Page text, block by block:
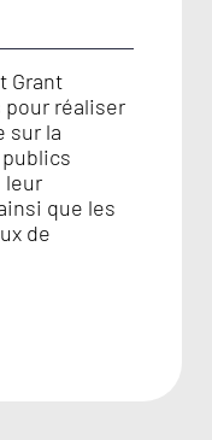
Grant
réaliser
sur la
leur
que les
de